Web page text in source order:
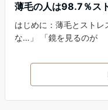
薄毛の人は98.7％ス
はじめに：薄毛とスト
な…」 「鏡を見るのが